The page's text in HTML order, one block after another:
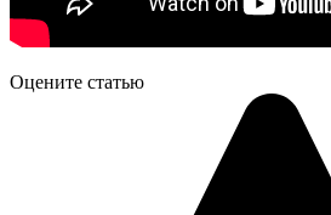
Оцените статью